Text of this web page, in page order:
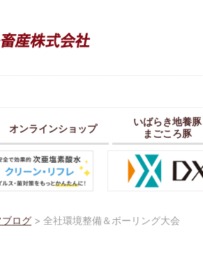
オンラインショップ
いばらき地養豚
まごころ豚
ブログ > 全社環境整備＆ボーリング大会